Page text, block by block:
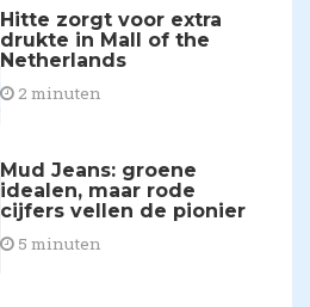
Hitte zorgt voor extra
drukte in Mall of the
Netherlands
2 minuten
Mud Jeans: groene
idealen, maar rode
cijfers vellen de pionier
5 minuten